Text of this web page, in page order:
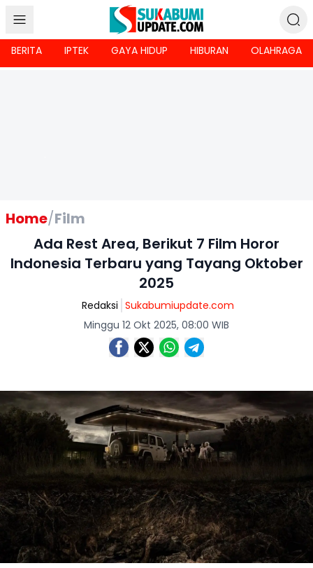
BERITA IPTEK GAYA HIDUP HIBURAN OLAHRAGA
Home/Film
Ada Rest Area, Berikut 7 Film Horor
Indonesia Terbaru yang Tayang Oktober
2025
Redaksi Sukabumiupdate.com
Minggu 12 Okt 2025, 08:00 WIB